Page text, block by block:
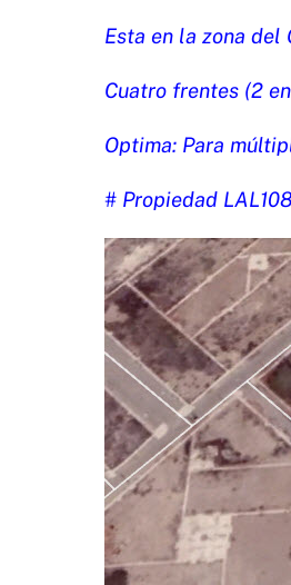
Esta en la zona del
Cuatro frentes (2
Optima: Para
# Propiedad